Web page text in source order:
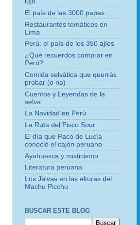
El país de las 3000 papas
Restaurantes temáticos en
Lima
Perú: el país de los 350 ajíes
¿Qué recuerdos comprar en
Perú?
Comida selvática que querrás
probar (o no)
Cuentos y Leyendas de la
selva
La Navidad en Perú
La Ruta del Pisco Sour
El día que Paco de Lucía
conoció el cajón peruano
Ayahuasca y misticismo
Literatura peruana
Los Jaivas en las alturas del
Machu Picchu
BUSCAR ESTE BLOG